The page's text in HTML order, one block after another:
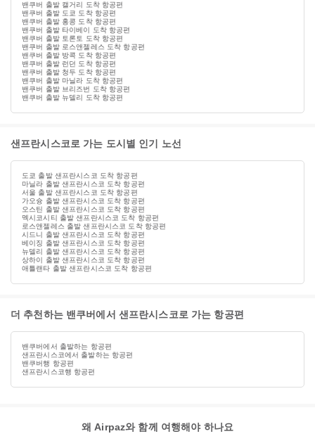
밴쿠버 출발 캘거리 도착 항공편
밴쿠버 출발 도쿄 도착 항공편
밴쿠버 출발 홍콩 도착 항공편
밴쿠버 출발 타이베이 도착 항공편
밴쿠버 출발 토론토 도착 항공편
밴쿠버 출발 로스앤젤레스 도착 항공편
밴쿠버 출발 방콕 도착 항공편
밴쿠버 출발 런던 도착 항공편
밴쿠버 출발 청두 도착 항공편
밴쿠버 출발 마닐라 도착 항공편
밴쿠버 출발 브리즈번 도착 항공편
밴쿠버 출발 뉴델리 도착 항공편
샌프란시스코로 가는 도시별 인기 노선
도쿄 출발 샌프란시스코 도착 항공편
마닐라 출발 샌프란시스코 도착 항공편
서울 출발 샌프란시스코 도착 항공편
가오슝 출발 샌프란시스코 도착 항공편
오스틴 출발 샌프란시스코 도착 항공편
멕시코시티 출발 샌프란시스코 도착 항공편
로스앤젤레스 출발 샌프란시스코 도착 항공편
시드니 출발 샌프란시스코 도착 항공편
베이징 출발 샌프란시스코 도착 항공편
뉴델리 출발 샌프란시스코 도착 항공편
상하이 출발 샌프란시스코 도착 항공편
애틀랜타 출발 샌프란시스코 도착 항공편
더 추천하는 밴쿠버에서 샌프란시스코로 가는 항공편
밴쿠버에서 출발하는 항공편
샌프란시스코에서 출발하는 항공편
밴쿠버행 항공편
샌프란시스코행 항공편
왜 Airpaz와 함께 여행해야 하나요